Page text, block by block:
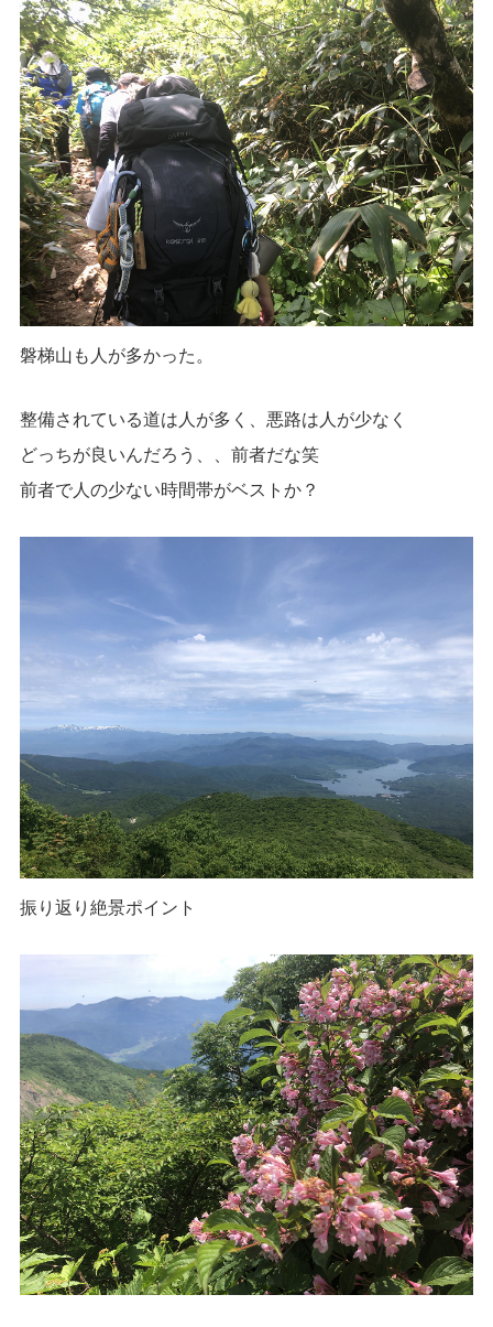
磐梯山も人が多かった。
整備されている道は人が多く、悪路は人が少なく
どっちが良いんだろう、、前者だな笑
前者で人の少ない時間帯がベストか？
振り返り絶景ポイント